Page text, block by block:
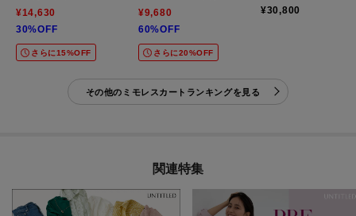
¥14,630
30%OFF
さらに15%OFF
¥9,680
60%OFF
さらに20%OFF
¥30,800
その他のミモレスカートランキングを見る
関連特集